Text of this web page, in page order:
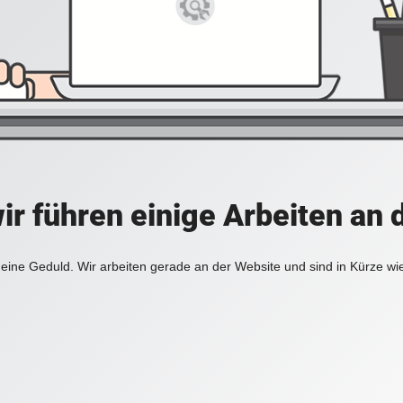
führen einige Arbeiten an
Geduld. Wir arbeiten gerade an der Website und sind in Kürze